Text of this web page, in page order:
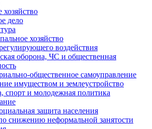
хозяйство
дело
хозяйство
воздействия
оборона, ЧС и общественная
общественное самоуправление
имуществом и землеустройство
спорт и молодежная политика
защита населения
снижению неформальной занятости